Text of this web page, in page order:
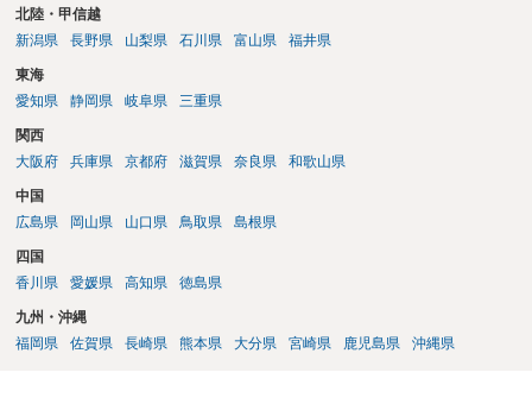
北陸・甲信越
新潟県
長野県 山梨県 石川県 富山県 福井県
東海
愛知県
静岡県 岐阜県 三重県
関西
大阪府
兵庫県 京都府 滋賀県 奈良県 和歌山県
中国
広島県
岡山県 山口県 鳥取県 島根県
四国
香川県
愛媛県 高知県 徳島県
九州・沖縄
福岡県
佐賀県 長崎県 熊本県 大分県 宮崎県 鹿児島県 沖縄県